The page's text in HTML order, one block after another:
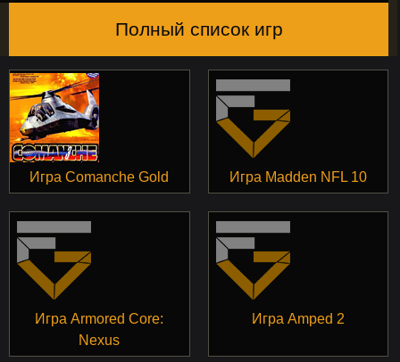
Полный список игр
Игра Comanche Gold Игра Madden NFL 10
Игра Armored Core:
Nexus
Игра Amped 2